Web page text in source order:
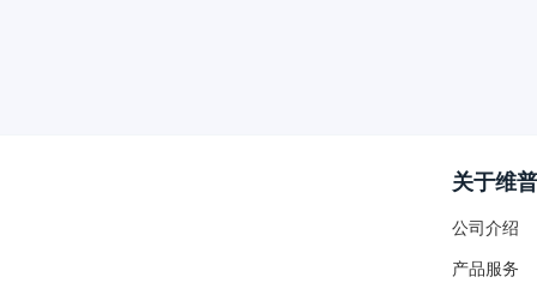
关于维普
公司介绍
产品服务